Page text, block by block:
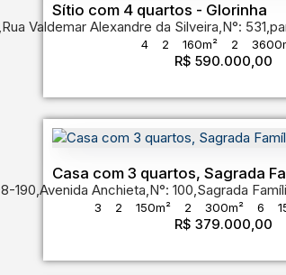
Sítio com 4 quartos - Glorinha
R$ 590.000,00
Rua Valdemar Alexandre da Silveira,N°: 531,
4 2 160m² 2
Casa com 3 quartos, Sagrada
R$ 379.000,00
190,Avenida Anchieta,N°: 100,Sagrada
3 2 150m² 2 300m² 6